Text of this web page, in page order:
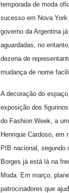
temporada de moda
sucesso em Nova
governo da Argentina
aguardadas, no
dezena de
mudança de nome
A decoração do
exposição dos
do Fashion Week, a
Henrique Cardoso, em
PIB nacional, segundo
Borges já está lá na
Moda. Em março,
patrocinadores que